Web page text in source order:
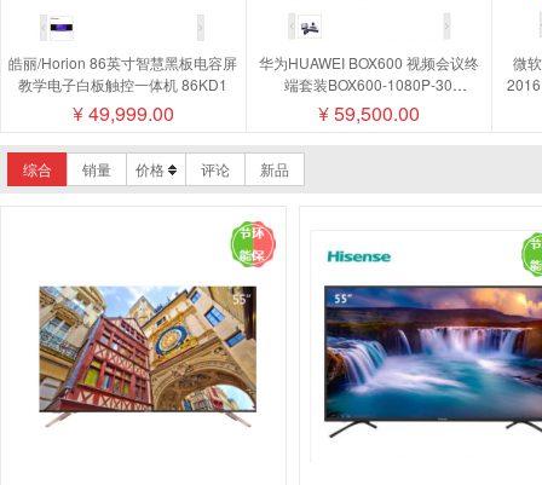
皓丽/Horion 86英寸智慧黑板电容屏
教学电子白板触控一体机 86KD1
¥49,999.00
华为HUAWEI BOX600 视频会议终
端套装BOX600-1080P-30
camera200摄像机MIC500全向麦磁
盘阵列
¥59,500.00
微
综合 销量 价格 评论 新品